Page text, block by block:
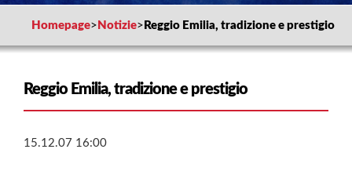
Homepage> Notizie> Reggio Emilia, tradizione e prestigio
Reggio Emilia, tradizione e prestigio
15.12.07 16:00